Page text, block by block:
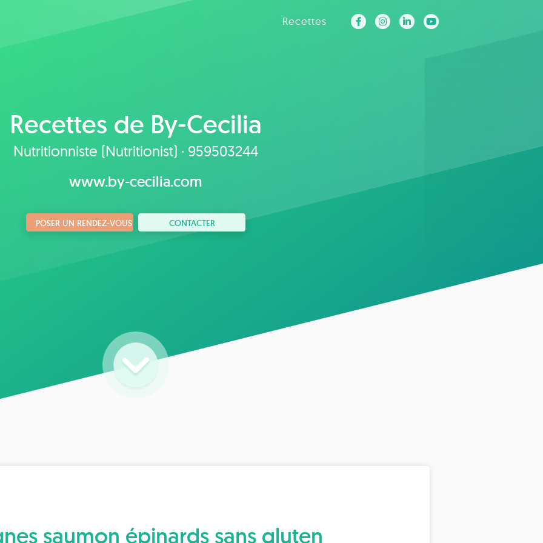
Recettes
Recettes de By-Cecilia
Nutritionniste (Nutritionist) · 959503244
www.by-cecilia.com
POSER UN RENDEZ-VOUS CONTACTER
saumon épinards sans gluten